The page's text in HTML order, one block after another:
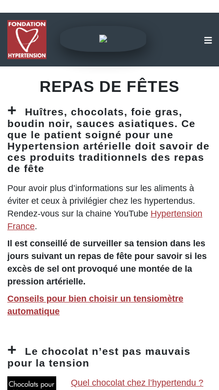
REPAS DE FÊTES
Huîtres, chocolats, foie gras,
boudin noir, sauces asiatiques. Ce
que le patient soigné pour une
Hypertension artérielle doit savoir de
ces produits traditionnels des repas
de fête
Pour avoir plus d’informations sur les aliments à
éviter et ceux à privilégier chez les hypertendus.
Rendez-vous sur la chaine YouTube Hypertension
France.
Il est conseillé de surveiller sa tension dans les
jours suivant un repas de fête pour savoir si les
excès de sel ont provoqué une montée de la
pression artérielle.
Conseils pour bien choisir un tensiomètre
automatique
Le chocolat n’est pas mauvais
pour la tension
Quel chocolat chez l’hypertendu ?